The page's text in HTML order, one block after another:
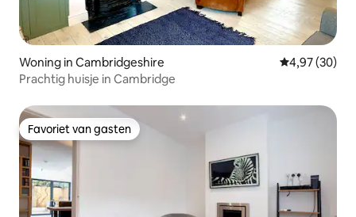
Woning in Cambridgeshire Gemiddelde
4,97 (30)
Prachtig huisje in Cambridge
Favoriet van gasten
Favoriet van gasten